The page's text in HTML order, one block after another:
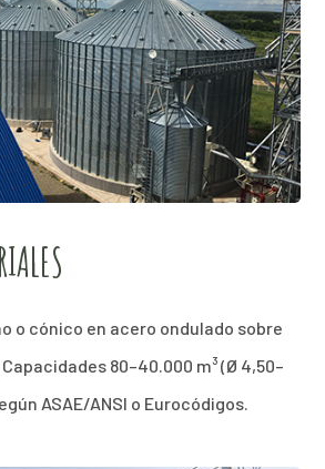
o cónico en acero ondulado sobre
80–40.000 m³ (Ø 4,50–
ASAE/ANSI o Eurocódigos.